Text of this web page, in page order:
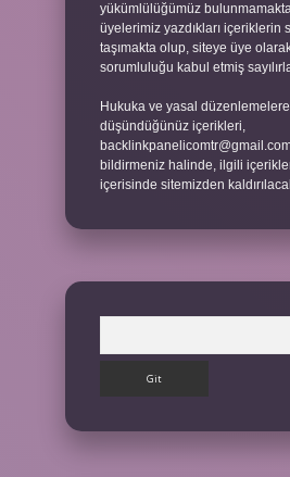
yükümlülüğümüz
üyelerimiz yazdıkları içeriklerin
taşımakta olup, siteye üye
sorumluluğu kabul etmiş
Hukuka ve yasal düzenlemelere
düşündüğünüz içerikleri,
bildirmeniz halinde, ilgili
içerisinde sitemizden